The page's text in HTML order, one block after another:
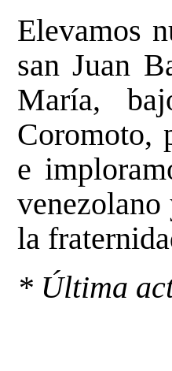
Elevamos
san Juan
María,
Coromoto,
e
la
* Última